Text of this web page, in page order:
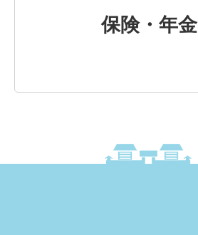
保険・年金